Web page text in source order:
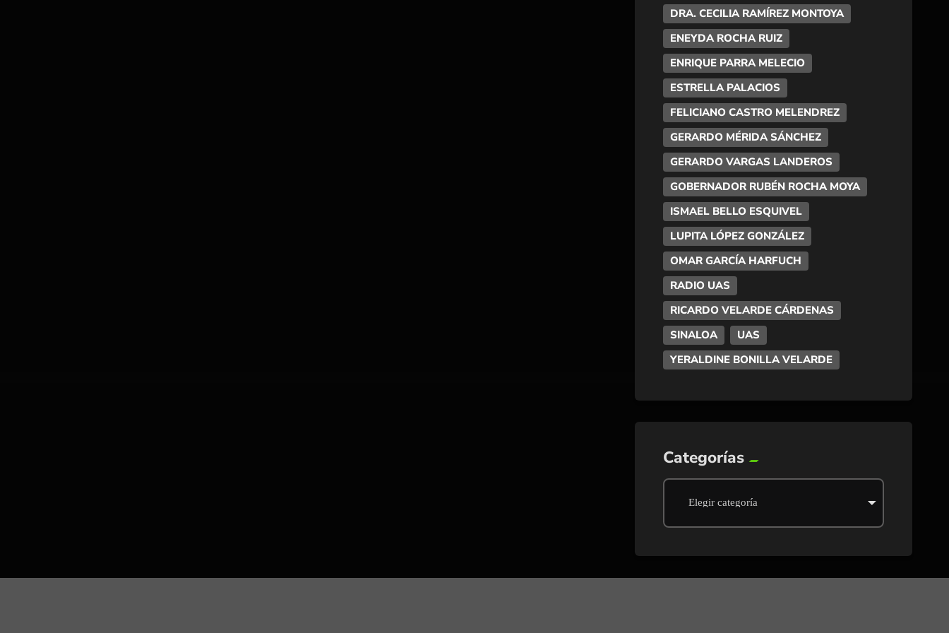
DRA. CECILIA RAMÍREZ MONTOYA
ENEYDA ROCHA RUIZ
ENRIQUE PARRA MELECIO
ESTRELLA PALACIOS
FELICIANO CASTRO MELENDREZ
GERARDO MÉRIDA SÁNCHEZ
GERARDO VARGAS LANDEROS
GOBERNADOR RUBÉN ROCHA MOYA
ISMAEL BELLO ESQUIVEL
LUPITA LÓPEZ GONZÁLEZ
OMAR GARCÍA HARFUCH
RADIO UAS
RICARDO VELARDE CÁRDENAS
SINALOA
UAS
YERALDINE BONILLA VELARDE
Categorías